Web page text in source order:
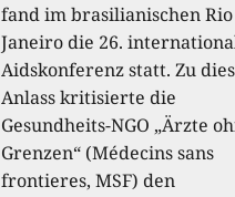
fand im brasilianischen Rio
Janeiro die 26.
Aidskonferenz statt. Zu
Anlass kritisierte die
Gesundheits-NGO „Ärzte
Grenzen“ (Médecins sans
frontieres, MSF) den